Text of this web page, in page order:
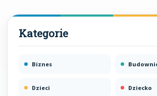
Biznes
Dzieci Dziecko